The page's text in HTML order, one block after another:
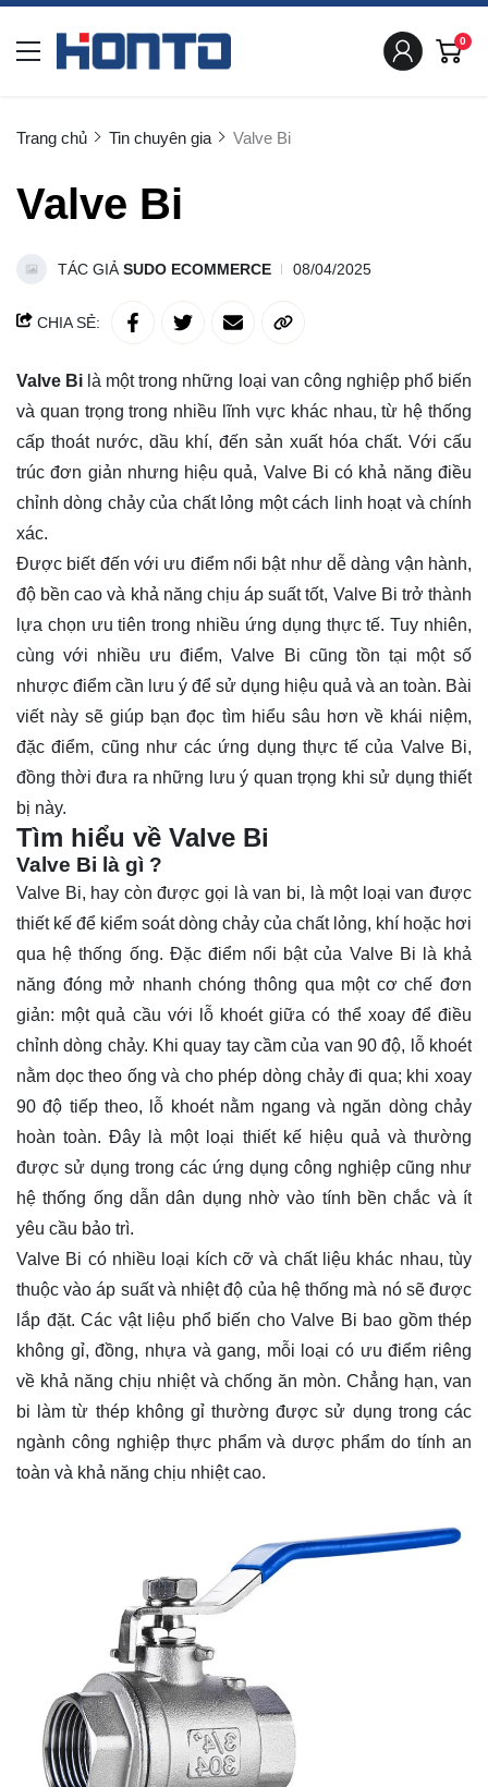
0
Trang chủ Tin chuyên gia Valve Bi
Valve Bi
TÁC GIẢ SUDO ECOMMERCE 08/04/2025
CHIA SẺ:
Valve Bi là một trong những loại van công nghiệp phổ biến
và quan trọng trong nhiều lĩnh vực khác nhau, từ hệ thống
cấp thoát nước, dầu khí, đến sản xuất hóa chất. Với cấu
trúc đơn giản nhưng hiệu quả, Valve Bi có khả năng điều
chỉnh dòng chảy của chất lỏng một cách linh hoạt và chính
xác.
Được biết đến với ưu điểm nổi bật như dễ dàng vận hành,
độ bền cao và khả năng chịu áp suất tốt, Valve Bi trở thành
lựa chọn ưu tiên trong nhiều ứng dụng thực tế. Tuy nhiên,
cùng với nhiều ưu điểm,Valve Bi cũng tồn tại một số
nhược điểm cần lưu ý để sử dụng hiệu quả và an toàn. Bài
viết này sẽ giúp bạn đọc tìm hiểu sâu hơn về khái niệm,
đặc điểm, cũng như các ứng dụng thực tế của Valve Bi,
đồng thời đưa ra những lưu ý quan trọng khi sử dụng thiết
bị này.
Tìm hiểu về Valve Bi
Valve Bi là gì ?
Valve Bi, hay còn được gọi là van bi, là một loại van được
thiết kế để kiểm soát dòng chảy của chất lỏng, khí hoặc hơi
qua hệ thống ống. Đặc điểm nổi bật của Valve Bi là khả
năng đóng mở nhanh chóng thông qua một cơ chế đơn
giản: một quả cầu với lỗ khoét giữa có thể xoay để điều
chỉnh dòng chảy. Khi quay tay cầm của van 90 độ, lỗ khoét
nằm dọc theo ống và cho phép dòng chảy đi qua; khi xoay
90 độ tiếp theo, lỗ khoét nằm ngang và ngăn dòng chảy
hoàn toàn. Đây là một loại thiết kế hiệu quả và thường
được sử dụng trong các ứng dụng công nghiệp cũng như
hệ thống ống dẫn dân dụng nhờ vào tính bền chắc và ít
yêu cầu bảo trì.
Valve Bi có nhiều loại kích cỡ và chất liệu khác nhau, tùy
thuộc vào áp suất và nhiệt độ của hệ thống mà nó sẽ được
lắp đặt. Các vật liệu phổ biến cho Valve Bi bao gồm thép
không gỉ, đồng, nhựa và gang, mỗi loại có ưu điểm riêng
về khả năng chịu nhiệt và chống ăn mòn. Chẳng hạn, van
bi làm từ thép không gỉ thường được sử dụng trong các
ngành công nghiệp thực phẩm và dược phẩm do tính an
toàn và khả năng chịu nhiệt cao.